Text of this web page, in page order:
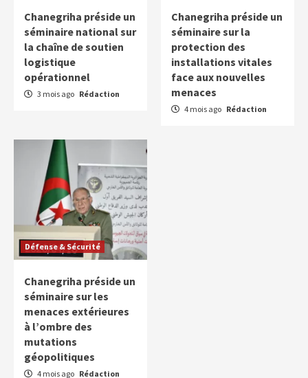
Chanegriha préside un
séminaire national sur
la chaîne de soutien
logistique
opérationnel
3 mois ago Rédaction
Chanegriha préside un
séminaire sur la
protection des
installations vitales
face aux nouvelles
menaces
4 mois ago Rédaction
Défense & Sécurité
Chanegriha préside un
séminaire sur les
menaces extérieures
à l’ombre des
mutations
géopolitiques
4 mois ago Rédaction